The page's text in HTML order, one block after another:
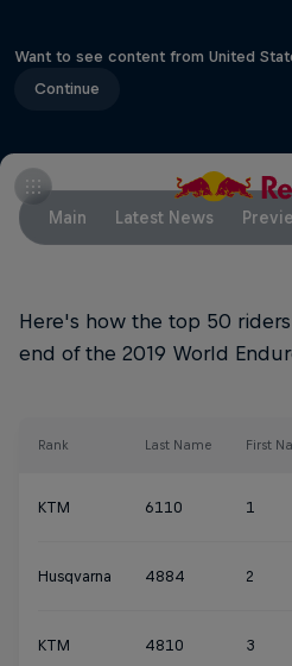
Want to see content from United
Continue
Main Latest News
Here's how the top 50
end of the 2019 World
Rank Last Name First
KTM 6110 1
Husqvarna 4884 2
KTM 4810 3